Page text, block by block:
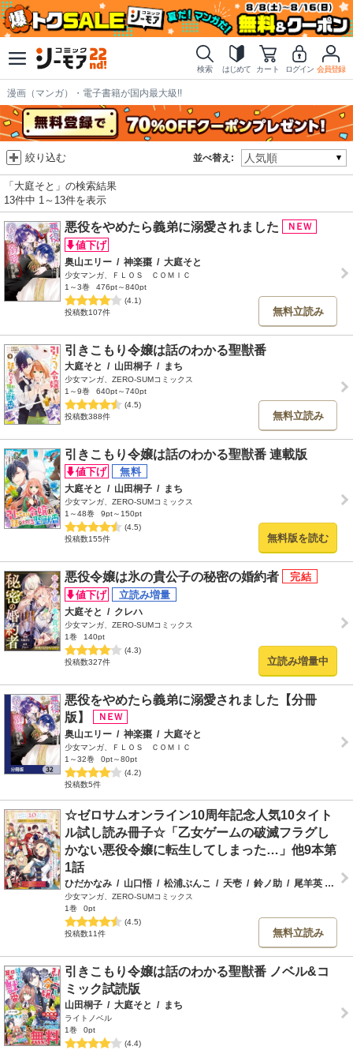
検索 はじめて カート ログイン 会員登録
漫画（マンガ）・電子書籍が国内最大級!!
並べ替え:
絞り込む
「大庭そと」の検索結果
13件中 1～13件を表示
悪役をやめたら義弟に溺愛されました
奥山エリー / 神楽棗 / 大庭そと
少女マンガ、ＦＬＯＳ ＣＯＭＩＣ
1～3巻
476pt～840pt
(4.1)
投稿数107件
無料立読み
引きこもり令嬢は話のわかる聖獣番
大庭そと / 山田桐子 / まち
少女マンガ、ZERO-SUMコミックス
1～9巻
640pt～740pt
(4.5)
投稿数388件
無料立読み
引きこもり令嬢は話のわかる聖獣番 連載版
大庭そと / 山田桐子 / まち
少女マンガ、ZERO-SUMコミックス
1～48巻
9pt～150pt
(4.5)
投稿数155件
無料版を読む
悪役令嬢は氷の貴公子の秘密の婚約者
大庭そと / クレハ
少女マンガ、ZERO-SUMコミックス
1巻
140pt
(4.3)
投稿数327件
立読み増量中
悪役をやめたら義弟に溺愛されました【分冊
版】
奥山エリー / 神楽棗 / 大庭そと
少女マンガ、ＦＬＯＳ ＣＯＭＩＣ
1～32巻
0pt～80pt
(4.2)
投稿数5件
☆ゼロサムオンライン10周年記念人気10タイト
ル試し読み冊子☆「乙女ゲームの破滅フラグし
かない悪役令嬢に転生してしまった…」他9本第
1話
ひだかなみ / 山口悟 / 松浦ぶんこ / 天壱 / 鈴ノ助 / 尾羊英 / 中
少女マンガ、ZERO-SUMコミックス
1巻
0pt
(4.5)
投稿数11件
無料立読み
引きこもり令嬢は話のわかる聖獣番 ノベル&コ
ミック試読版
山田桐子 / 大庭そと / まち
ライトノベル
1巻
0pt
(4.4)